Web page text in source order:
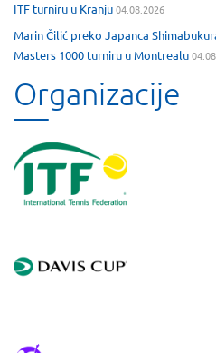
ITF turniru u Kranju04.08.2026
Marin Čilić preko Japanca
Masters 1000 turniru u Montrealu
Organizacije